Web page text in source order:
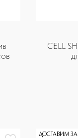
CELL
ДОСТАВИМ